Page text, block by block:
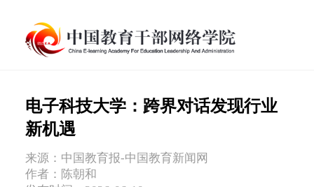
电子科技大学：跨界对话发现行业
新机遇
来源：中国教育报-中国教育新闻网
作者：陈朝和